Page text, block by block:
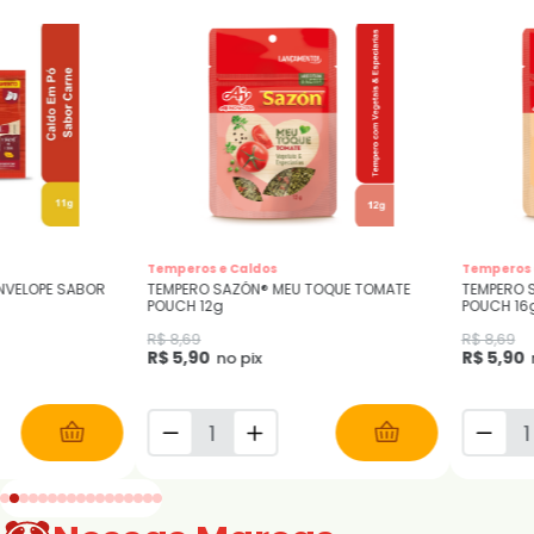
TOMATE
Temperos e Caldos
TEMPERO SAZÓN® MEU TOQUE CASEIRO
POUCH 16g
R$ 8,69
R$ 5,90no pix
SAZÓN®
SAZÓN®
CEBOLA 16g
R$ 4,02
R$ 2,73no